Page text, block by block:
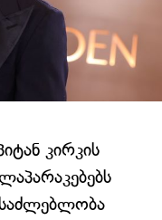
კირკის